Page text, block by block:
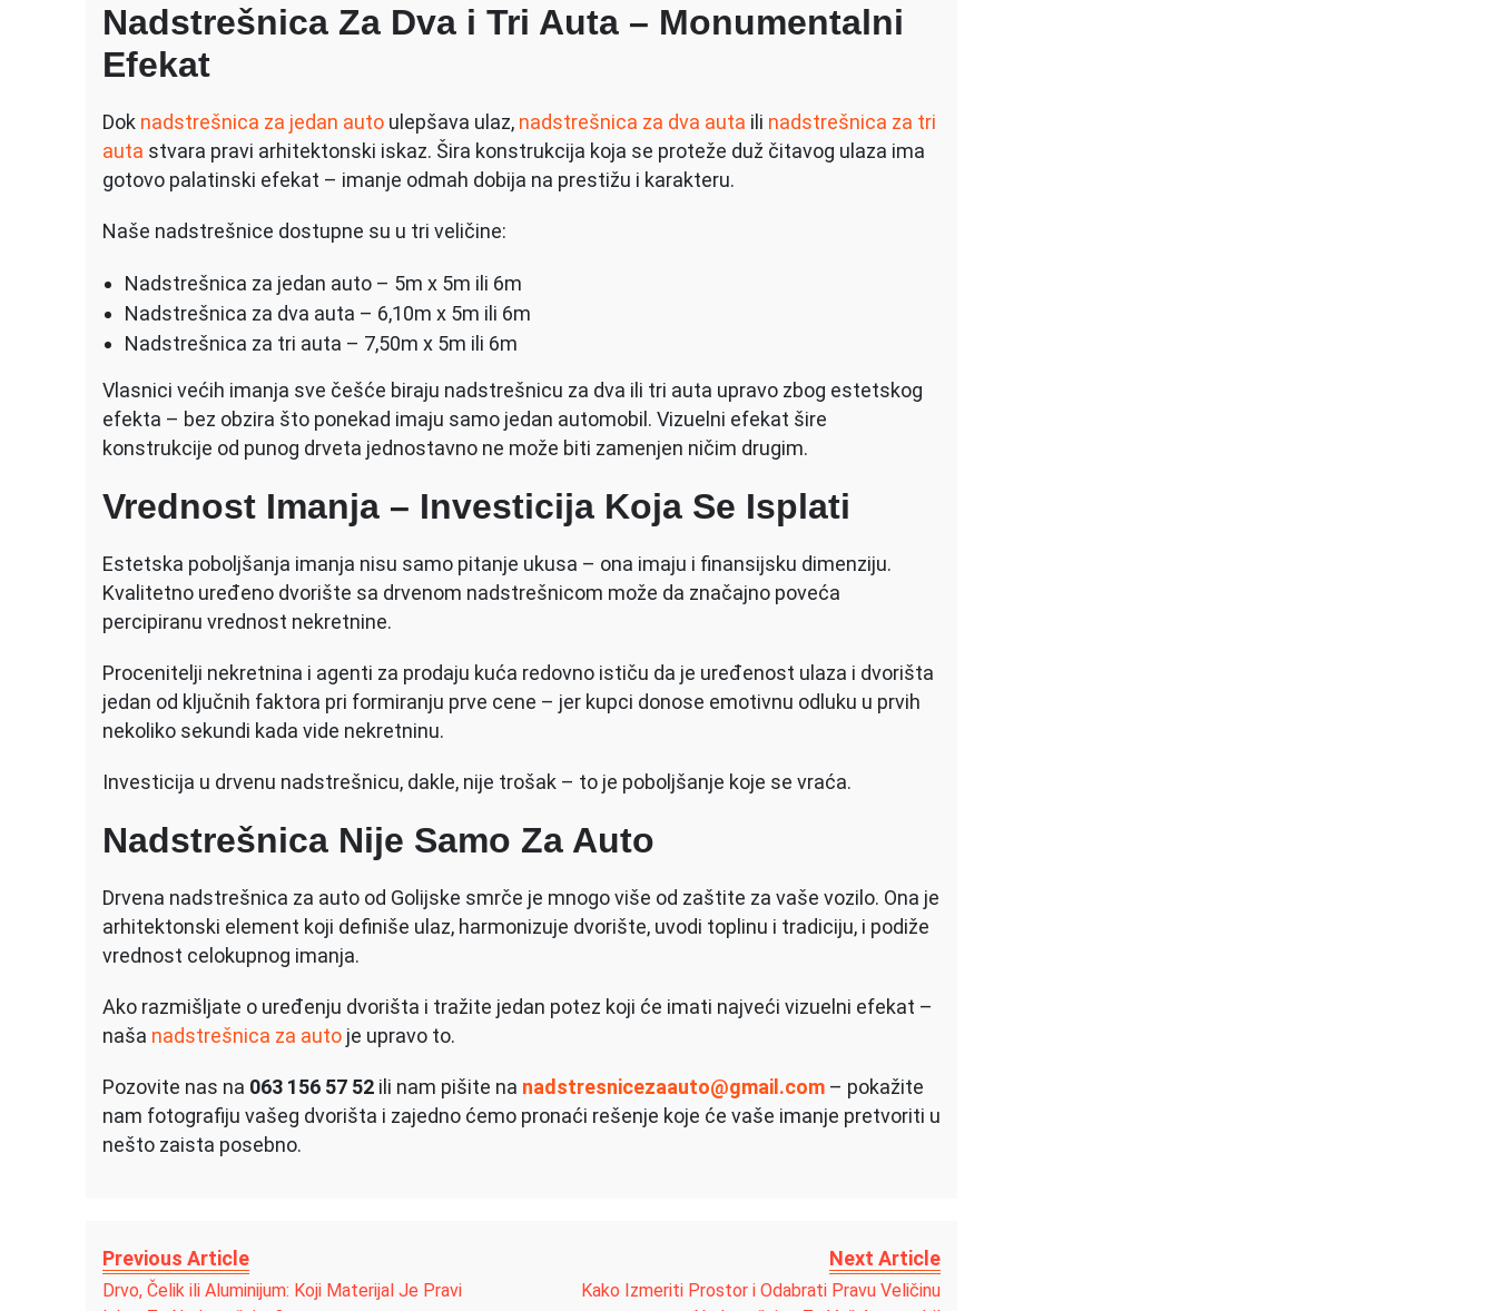
Nadstrešnica Za Dva i Tri Auta – Monumentalni
Efekat
Dok nadstrešnica za jedan auto ulepšava ulaz, nadstrešnica za dva auta ili nadstrešnica za tri
auta stvara pravi arhitektonski iskaz. Šira konstrukcija koja se proteže duž čitavog ulaza ima
gotovo palatinski efekat – imanje odmah dobija na prestižu i karakteru.
Naše nadstrešnice dostupne su u tri veličine:
Nadstrešnica za jedan auto – 5m x 5m ili 6m
Nadstrešnica za dva auta – 6,10m x 5m ili 6m
Nadstrešnica za tri auta – 7,50m x 5m ili 6m
Vlasnici većih imanja sve češće biraju nadstrešnicu za dva ili tri auta upravo zbog estetskog
efekta – bez obzira što ponekad imaju samo jedan automobil. Vizuelni efekat šire
konstrukcije od punog drveta jednostavno ne može biti zamenjen ničim drugim.
Vrednost Imanja – Investicija Koja Se Isplati
Estetska poboljšanja imanja nisu samo pitanje ukusa – ona imaju i finansijsku dimenziju.
Kvalitetno uređeno dvorište sa drvenom nadstrešnicom može da značajno poveća
percipiranu vrednost nekretnine.
Procenitelji nekretnina i agenti za prodaju kuća redovno ističu da je uređenost ulaza i dvorišta
jedan od ključnih faktora pri formiranju prve cene – jer kupci donose emotivnu odluku u prvih
nekoliko sekundi kada vide nekretninu.
Investicija u drvenu nadstrešnicu, dakle, nije trošak – to je poboljšanje koje se vraća.
Nadstrešnica Nije Samo Za Auto
Drvena nadstrešnica za auto od Golijske smrče je mnogo više od zaštite za vaše vozilo. Ona je
arhitektonski element koji definiše ulaz, harmonizuje dvorište, uvodi toplinu i tradiciju, i podiže
vrednost celokupnog imanja.
Ako razmišljate o uređenju dvorišta i tražite jedan potez koji će imati najveći vizuelni efekat –
naša nadstrešnica za auto je upravo to.
Pozovite nas na 063 156 57 52 ili nam pišite na nadstresnicezaauto@gmail.com – pokažite
nam fotografiju vašeg dvorišta i zajedno ćemo pronaći rešenje koje će vaše imanje pretvoriti u
nešto zaista posebno.
Previous Article
Drvo, Čelik ili Aluminijum: Koji Materijal Je Pravi
Next Article
Kako Izmeriti Prostor i Odabrati Pravu Veličinu